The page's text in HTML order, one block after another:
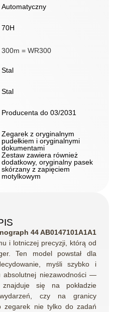
Automatyczny
70H
300m = WR300
Stal
Stal
Producenta do 03/2031
Zegarek z oryginalnym
pudełkiem i oryginalnymi
dokumentami
Zestaw zawiera również
dodatkowy, oryginalny pasek
skórzany z zapięciem
motylkowym
44 AB0147101A1A1
i lotniczej precyzji, którą od
Ten model powstał dla
myśli szybko i
absolutnej niezawodności —
się na pokładzie
czy na granicy
zegarek nie tylko do zadań